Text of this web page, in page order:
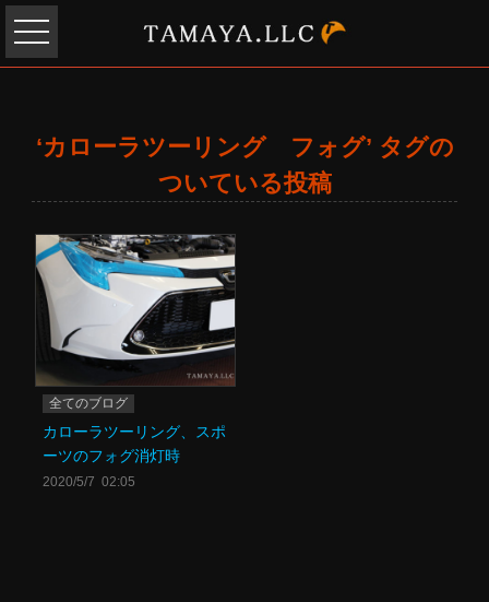
‘カローラツーリング フォグ’ タグの
ついている投稿
全てのブログ
カローラツーリング、スポ
ーツのフォグ消灯時
2020/5/7 02:05